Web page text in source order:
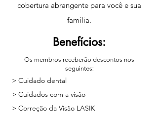
cobertura abrangente para você e sua
família.
Benefícios:
Os membros receberão descontos nos
seguintes:
> Cuidado dental
> Cuidados com a visão
> Correção da Visão LASIK